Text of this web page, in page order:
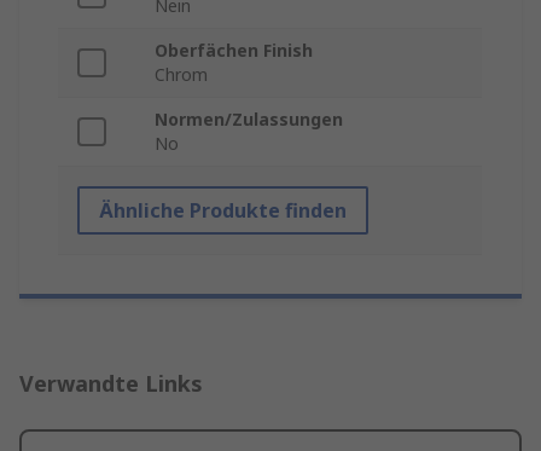
Nein
Oberfächen Finish
Chrom
Normen/Zulassungen
No
Ähnliche Produkte finden
Verwandte Links